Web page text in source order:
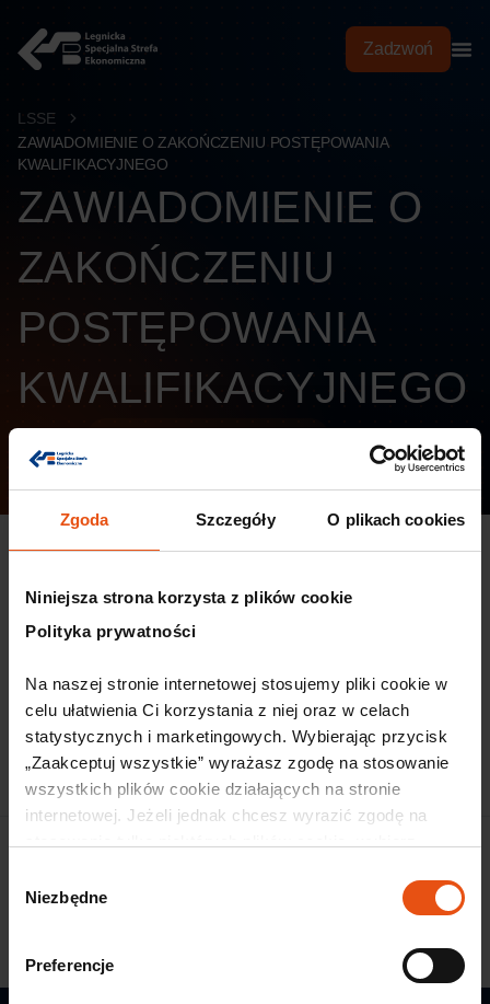
Zgoda Szczegóły O plikach cookies
Niniejsza strona korzysta z plików cookie
Polityka prywatności
Na naszej stronie internetowej stosujemy pliki cookie w
celu ułatwienia Ci korzystania z niej oraz w celach
statystycznych i marketingowych. Wybierając przycisk
„Zaakceptuj wszystkie” wyrażasz zgodę na stosowanie
wszystkich plików cookie działających na stronie
internetowej. Jeżeli jednak chcesz wyrazić zgodę na
Szczegółowe informacje o przetwarzaniu Twoich danych
Polityce prywatności.
zgody
Niezbędne
Preferencje
treści
Zadzwoń
LSSE
ZAWIADOMIENIE O ZAKOŃCZENIU POSTĘPOWANIA
KWALIFIKACYJNEGO
ZAWIADOMIENIE O
ZAKOŃCZENIU
POSTĘPOWANIA
KWALIFIKACYJNEGO
Data publikacji:
Legnicy
wybór kandydata na stanowisko Specjalista ds. Infrastruktury i
Dziękujemy za udział w rekrutacji.
ZAŁĄCZNIK (rozmiar 21 KB)
Metryczka
Autor: Marta Rudnicka
Zmodyfikował/a: Marta Rudnicka